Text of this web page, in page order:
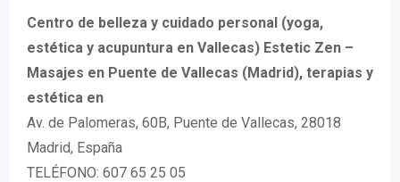
Centro de belleza y cuidado personal (yoga,
estética y acupuntura en Vallecas) Estetic Zen –
Masajes en Puente de Vallecas (Madrid), terapias y
estética en
Av. de Palomeras, 60B, Puente de Vallecas, 28018
Madrid, España
TELÉFONO: 607 65 25 05